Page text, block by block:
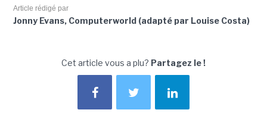
Article rédigé par
Jonny Evans, Computerworld (adapté par Louise Costa)
Cet article vous a plu? Partagez le !